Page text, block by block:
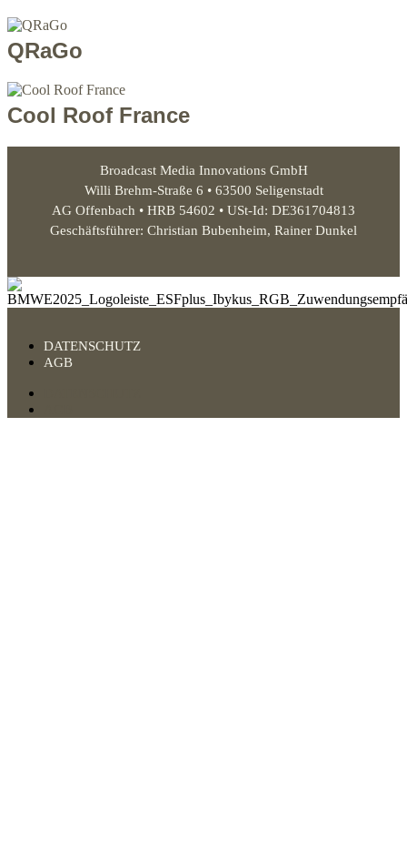
QRaGo
Cool Roof France
Broadcast Media Innovations GmbH
Willi Brehm-Straße 6 • 63500 Seligenstadt
AG Offenbach • HRB 54602 • USt-Id: DE361704813
Geschäftsführer: Christian Bubenheim, Rainer Dunkel
DATENSCHUTZ
AGB